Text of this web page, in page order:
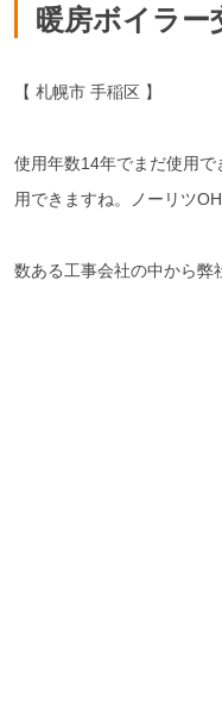
暖房ボイラ
【 札幌市 手稲区 】
使用年数14年でまだ使用
用できますね。ノーリツ
数ある工事会社の中から弊